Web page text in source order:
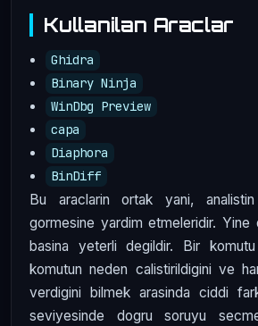
Kullanilan Araclar
Ghidra
Binary Ninja
WinDbg Preview
capa
Diaphora
BinDiff
Bu araclarin ortak yani,
gormesine yardim etmeleridir.
basina yeterli degildir. Bir
komutun neden calistirildigini ve
verdigini bilmek arasinda ciddi
seviyesinde dogru soruyu